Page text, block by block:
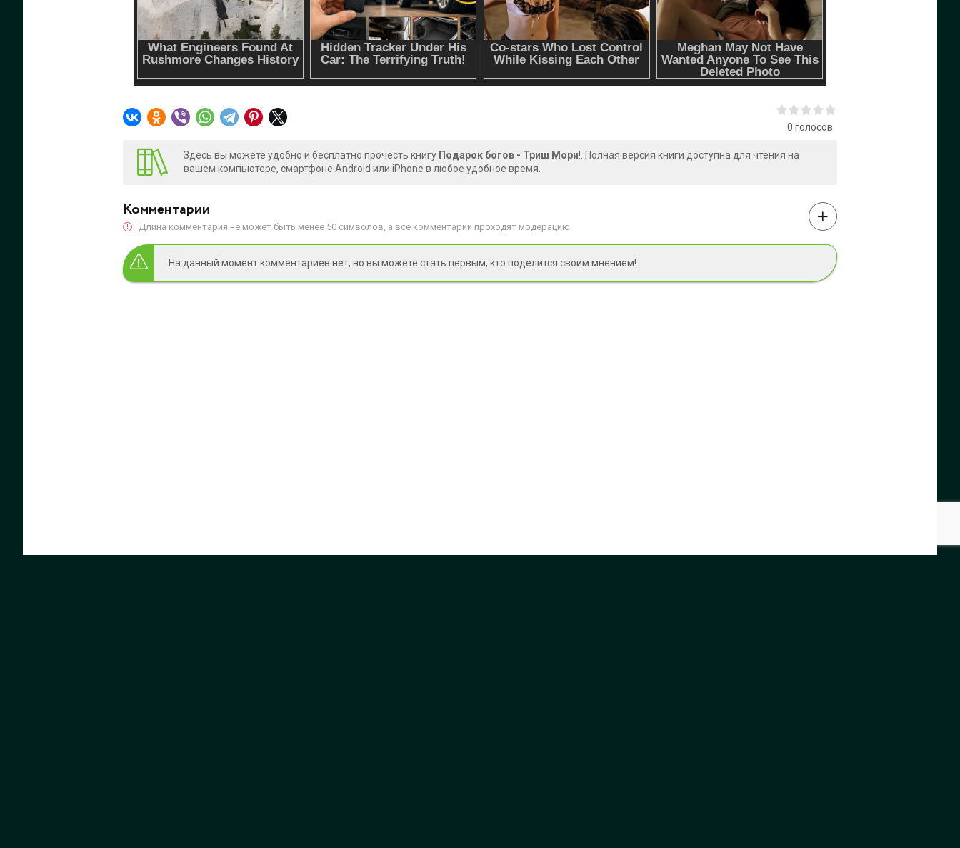
0 голосов
Здесь вы можете удобно и бесплатно прочесть книгу Подарок богов - Триш Мори!. Полная версия книги доступна для чтения на
вашем компьютере, смартфоне Android или iPhone в любое удобное время.
Комментарии
Длина комментария не может быть менее 50 символов, а все комментарии проходят модерацию.
На данный момент комментариев нет, но вы можете стать первым, кто поделится своим мнением!